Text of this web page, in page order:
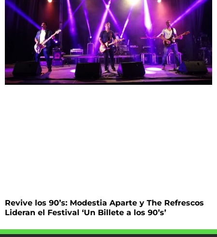
Revive los 90’s: Modestia Aparte y The Refrescos
Lideran el Festival ‘Un Billete a los 90’s’